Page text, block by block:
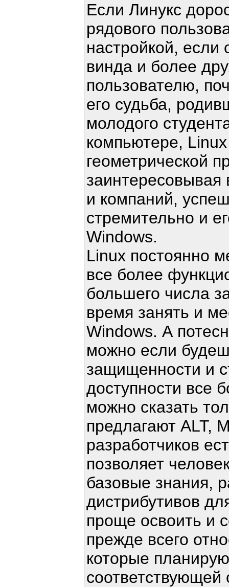
Если Линукс
рядового
настройкой,
винда и более
пользователю,
его судьба,
молодого
компьютере,
геометрической
и компаний,
стремительно и
Windows.
Linux постоянно
все более
большего числа
время занять и
Windows. А
можно если
защищенности и
доступности все
можно сказать
предлагают ALT,
разработчиков
позволяет
базовые знания,
дистрибутивов
проще освоить и
прежде всего
которые